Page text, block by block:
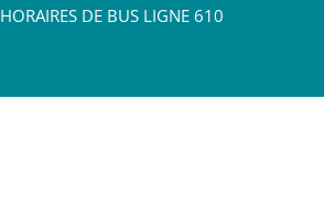
HORAIRES DE BUS LIGNE 610